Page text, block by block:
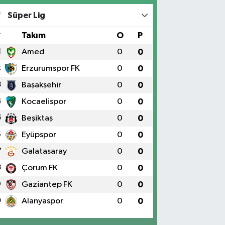
Süper Lig
Takım O P
Amed 0 0
Erzurumspor FK 0 0
Başakşehir 0 0
Kocaelispor 0 0
Beşiktaş 0 0
Eyüpspor 0 0
Galatasaray 0 0
Çorum FK 0 0
Gaziantep FK 0 0
Alanyaspor 0 0